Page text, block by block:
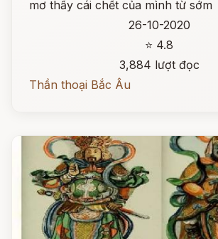
mơ thấy cái chết của mình từ sớm
26-10-2020
⭐ 4.8
3,884 lượt đọc
Thần thoại Bắc Âu